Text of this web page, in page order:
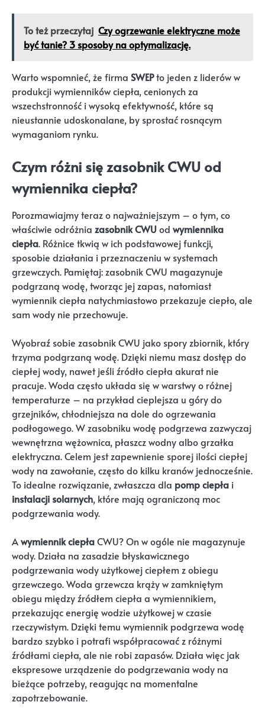
To też przeczytaj Czy ogrzewanie elektryczne może
być tanie? 3 sposoby na optymalizację.
Warto wspomnieć, że firma SWEPto jeden z liderów w
produkcji wymienników ciepła, cenionych za
wszechstronność i wysoką efektywność, które są
nieustannie udoskonalane, by sprostać rosnącym
wymaganiom rynku.
Czym różni się zasobnik CWU od
wymiennika ciepła?
Porozmawiajmy teraz o najważniejszym – o tym, co
właściwie odróżnia zasobnik CWUod wymiennika
ciepła. Różnice tkwią w ich podstawowej funkcji,
sposobie działania i przeznaczeniu w systemach
grzewczych. Pamiętaj: zasobnik CWU magazynuje
podgrzaną wodę, tworząc jej zapas, natomiast
wymiennik ciepła natychmiastowo przekazuje ciepło, ale
sam wody nie przechowuje.
Wyobraź sobie zasobnik CWU jako spory zbiornik, który
trzyma podgrzaną wodę. Dzięki niemu masz dostęp do
ciepłej wody, nawet jeśli źródło ciepła akurat nie
pracuje. Woda często układa się w warstwy o różnej
temperaturze – na przykład cieplejsza u góry do
grzejników, chłodniejsza na dole do ogrzewania
podłogowego. W zasobniku wodę podgrzewa zazwyczaj
wewnętrzna wężownica, płaszcz wodny albo grzałka
elektryczna. Celem jest zapewnienie sporej ilości ciepłej
wody na zawołanie, często do kilku kranów jednocześnie.
To idealne rozwiązanie, zwłaszcza dla pomp ciepła i
instalacji solarnych, które mają ograniczoną moc
podgrzewania wody.
Awymiennik ciepłaCWU? On w ogóle nie magazynuje
wody. Działa na zasadzie błyskawicznego
podgrzewania wody użytkowej ciepłem z obiegu
grzewczego. Woda grzewcza krąży w zamkniętym
obiegu między źródłem ciepła a wymiennikiem,
przekazując energię wodzie użytkowej w czasie
rzeczywistym. Dzięki temu wymiennik podgrzewa wodę
bardzo szybko i potrafi współpracować z różnymi
źródłami ciepła, ale nie robi zapasów. Działa więc jak
ekspresowe urządzenie do podgrzewania wody na
bieżące potrzeby, reagując na momentalne
zapotrzebowanie.